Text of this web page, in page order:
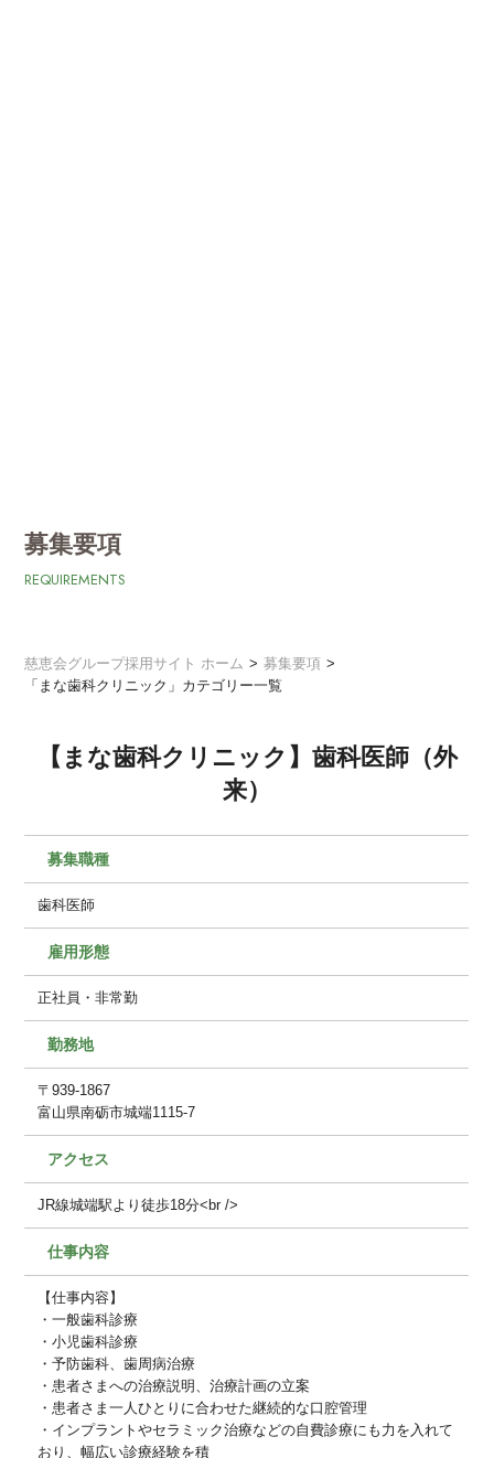
募集要項
REQUIREMENTS
慈恵会グループ採用サイト ホーム
募集要項
「まな歯科クリニック」カテゴリー一覧
【まな歯科クリニック】歯科医師（外
来）
募集職種
歯科医師
雇用形態
正社員・非常勤
勤務地
〒939-1867
富山県南砺市城端1115-7
アクセス
JR線城端駅より徒歩18分<br />
仕事内容
【仕事内容】
・一般歯科診療
・小児歯科診療
・予防歯科、歯周病治療
・患者さまへの治療説明、治療計画の立案
・患者さま一人ひとりに合わせた継続的な口腔管理
・インプラントやセラミック治療などの自費診療にも力を入れて
おり、幅広い診療経験を積